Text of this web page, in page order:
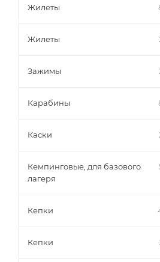
Жилеты
Жилеты
Зажимы
Карабины
Каски
Кемпинговые, для базового
лагеря
Кепки
Кепки